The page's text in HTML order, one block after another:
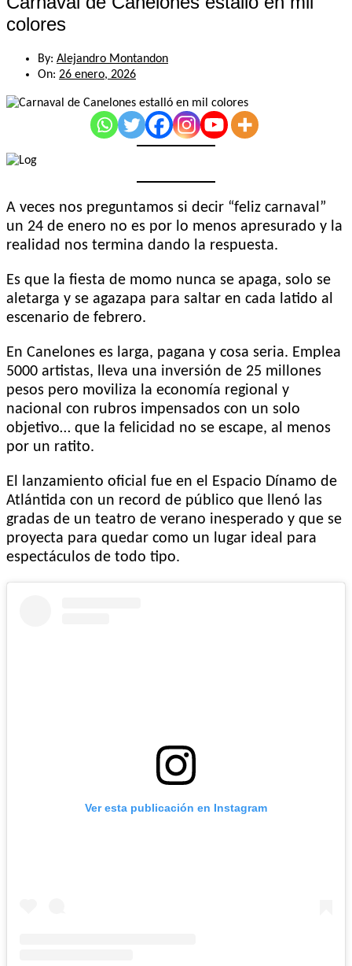
colores
By: Alejandro Montandon
On: 26 enero, 2026
A veces nos preguntamos si decir “feliz carnaval”
un 24 de enero no es por lo menos apresurado y la
realidad nos termina dando la respuesta.
Es que la fiesta de momo nunca se apaga, solo se
aletarga y se agazapa para saltar en cada latido al
escenario de febrero.
En Canelones es larga, pagana y cosa seria. Emplea
5000 artistas, lleva una inversión de 25 millones
pesos pero moviliza la economía regional y
nacional con rubros impensados con un solo
objetivo… que la felicidad no se escape, al menos
por un ratito.
El lanzamiento oficial fue en el Espacio Dínamo de
Atlántida con un record de público que llenó las
gradas de un teatro de verano inesperado y que se
proyecta para quedar como un lugar ideal para
espectáculos de todo tipo.
Ver esta publicación en Instagram